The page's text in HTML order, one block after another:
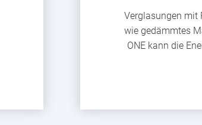
Verglasungen mit
wie gedämmtes
ONE kann die